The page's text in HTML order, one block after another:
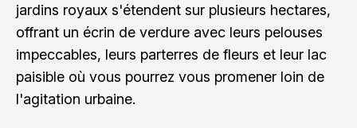
jardins royaux s'étendent sur plusieurs hectares,
offrant un écrin de verdure avec leurs pelouses
impeccables, leurs parterres de fleurs et leur lac
paisible où vous pourrez vous promener loin de
l'agitation urbaine.